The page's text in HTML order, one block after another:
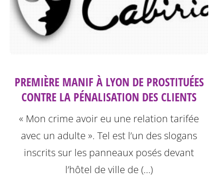
PREMIÈRE MANIF À LYON DE PROSTITUÉES
CONTRE LA PÉNALISATION DES CLIENTS
« Mon crime avoir eu une relation tarifée
avec un adulte ». Tel est l’un des slogans
inscrits sur les panneaux posés devant
l’hôtel de ville de (…)